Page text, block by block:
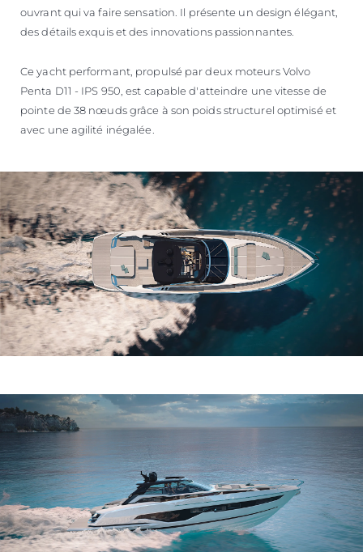
ouvrant qui va faire sensation. Il présente un design élégant,
des détails exquis et des innovations passionnantes.
Ce yacht performant, propulsé par deux moteurs Volvo
Penta D11 - IPS 950, est capable d'atteindre une vitesse de
pointe de 38 nœuds grâce à son poids structurel optimisé et
avec une agilité inégalée.